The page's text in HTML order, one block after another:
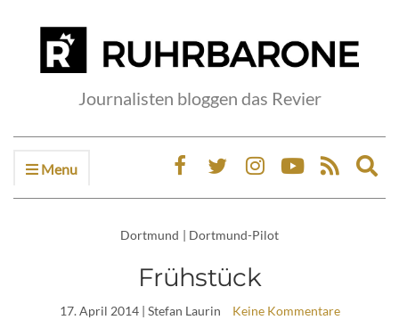
Journalisten bloggen das Revier
Menu
Dortmund | Dortmund-Pilot
Frühstück
17. April 2014| Stefan Laurin Keine Kommentare